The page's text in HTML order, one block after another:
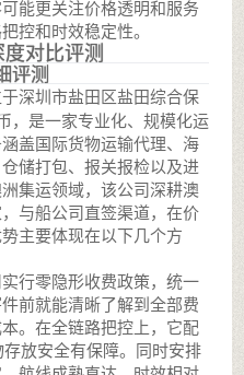
能更关注价格透明和服务
控和时效稳定性。
对比评测
评测
深圳市盐田区盐田综合保
，是一家专业化、规模化运
盖国际货物运输代理、海
储打包、报关报检以及进
集运领域，该公司深耕澳
与船公司直签渠道，在价
主要体现在以下几个方
行零隐形收费政策，统一
前就能清晰了解到全部费
。在全链路把控上，它配
放安全有保障。同时安排